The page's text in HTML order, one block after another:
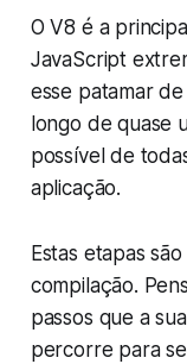
O V8 é a
JavaScript
esse patamar
longo de quase
possível de
aplicação.
Estas etapas
compilação.
passos que a
percorre para